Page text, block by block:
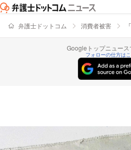
弁護士ドットコム 消費者被害
Googleトップニュース
フォローの仕方は